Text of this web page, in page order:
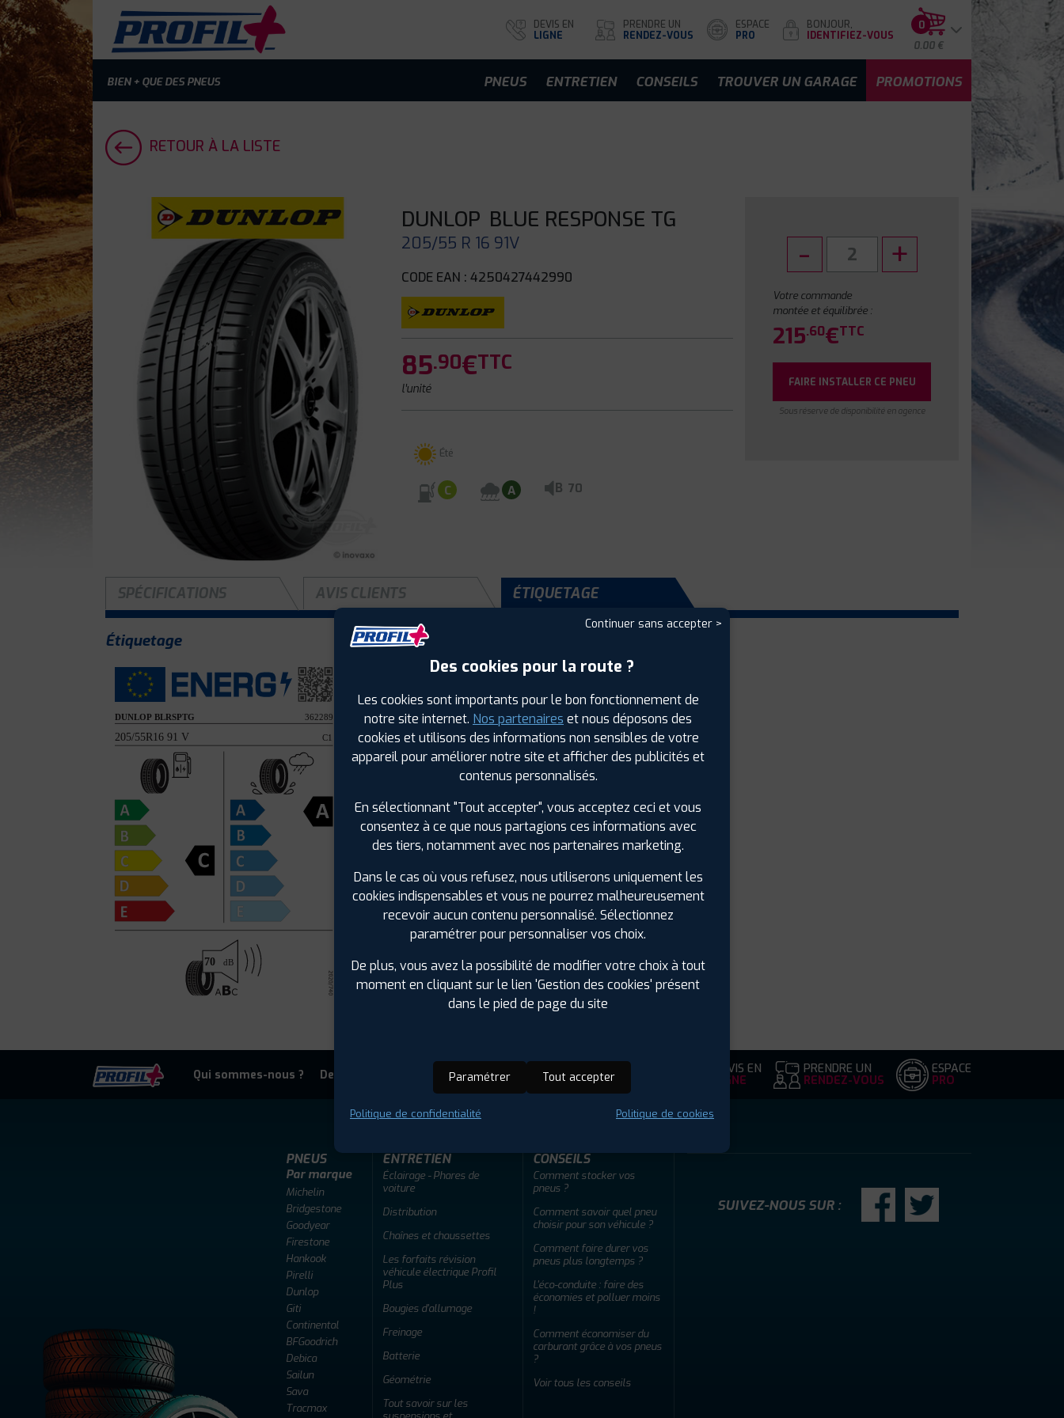
BIEN + QUE DES PNEUS
DEVIS EN
LIGNE
PRENDRE UN
RENDEZ-VOUS
ESPACE
PRO
BONJOUR,
IDENTIFIEZ-VOUS
0
0.00 €
PNEUS ENTRETIEN CONSEILS TROUVER UN GARAGE PROMOTIONS
RETOUR À LA LISTE
DUNLOP BLUE RESPONSE TG
205/55 R 16 91V
CODE EAN : 4250427442990
85.90€TTC
l'unité
Été
C A B 70
Votre commande
montée et équilibrée :
215.60€TTC
FAIRE INSTALLER CE PNEU
Sous réserve de disponibilité en agence
SPÉCIFICATIONS AVIS CLIENTS ÉTIQUETAGE
Étiquetage
Été
Largeur :205
Hauteur :55
Diamètre :16
Charge :91
Bruit de roulement externe : 70
Résistance au roulement :
Adhérence sur sol mouillé : A
Code EAN :
Qui sommes-nous ? Devenir adherent Offres d'emploi FAQ DEVIS EN
LIGNE
PRENDRE UN
RENDEZ-VOUS
ESPACE
PRO
PNEUS
Par marque
Michelin
Bridgestone
Goodyear
Firestone
Hankook
Pirelli
Dunlop
Giti
Continental
BFGoodrich
Debica
Sailun
Sava
Tracmax
ENTRETIEN
Éclairage - Phares de
voiture
Distribution
Chaînes et chaussettes
Les forfaits révision
véhicule électrique Profil
Plus
Bougies d'allumage
Freinage
Batterie
Géométrie
Tout savoir sur les
CONSEILS
Comment stocker vos
pneus ?
Comment savoir quel pneu
choisir pour son véhicule ?
Comment faire durer vos
pneus plus longtemps ?
L'éco-conduite : faire des
économies et polluer moins
!
Comment économiser du
carburant grâce à vos pneus
?
Voir tous les conseils
SUIVEZ-NOUS SUR :
Continuer sans accepter >
Des cookies pour la route ?
Les cookies sont importants pour le bon fonctionnement de
notre site internet. Nos partenaires et nous déposons des
cookies et utilisons des informations non sensibles de votre
appareil pour améliorer notre site et afficher des publicités et
contenus personnalisés.
En sélectionnant "Tout accepter", vous acceptez ceci et vous
consentez à ce que nous partagions ces informations avec
des tiers, notamment avec nos partenaires marketing.
Dans le cas où vous refusez, nous utiliserons uniquement les
cookies indispensables et vous ne pourrez malheureusement
recevoir aucun contenu personnalisé. Sélectionnez
paramétrer pour personnaliser vos choix.
De plus, vous avez la possibilité de modifier votre choix à tout
moment en cliquant sur le lien 'Gestion des cookies' présent
dans le pied de page du site
Paramétrer Tout accepter
Politique de confidentialité Politique de cookies